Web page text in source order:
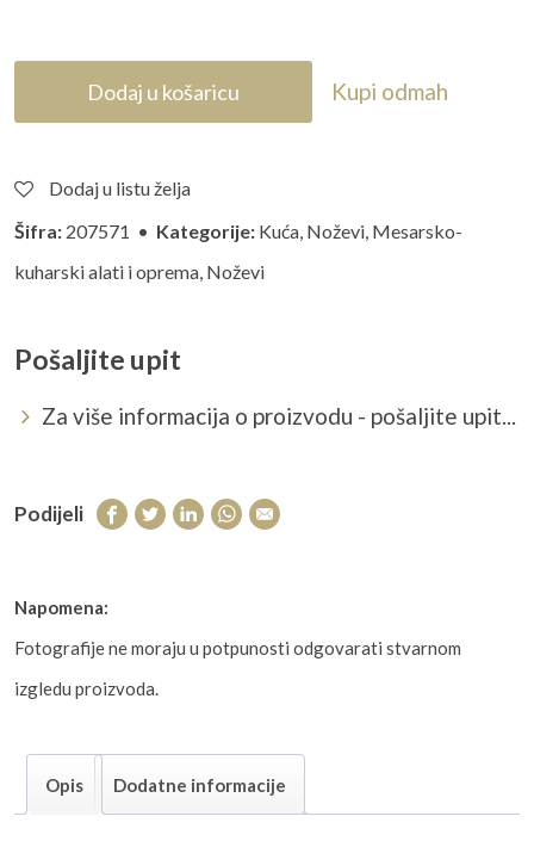
Dodaj u košaricu Kupi odmah
Dodaj u listu želja
Šifra: 207571 • Kategorije: Kuća, Noževi, Mesarsko-
kuharski alati i oprema, Noževi
Pošaljite upit
Za više informacija o proizvodu - pošaljite upit...
Podijeli
Napomena:
Fotografije ne moraju u potpunosti odgovarati stvarnom
izgledu proizvoda.
Opis Dodatne informacije